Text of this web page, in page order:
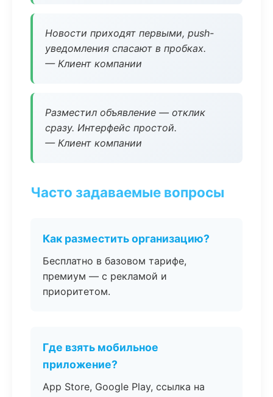
Новости приходят первыми, push-
уведомления спасают в пробках.
— Клиент компании
Разместил объявление — отклик
сразу. Интерфейс простой.
— Клиент компании
Часто задаваемые вопросы
Как разместить организацию?
Бесплатно в базовом тарифе,
премиум — с рекламой и
приоритетом.
Где взять мобильное
приложение?
App Store, Google Play, ссылка на